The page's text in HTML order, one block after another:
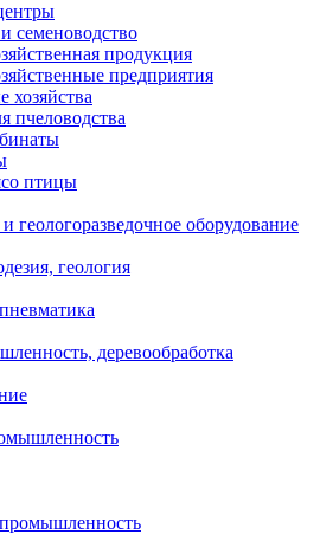
семеноводство
продукция
предприятия
хозяйства
пчеловодства
птицы
и геологоразведочное оборудование
геология
деревообработка